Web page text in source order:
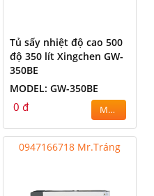
Tủ sấy nhiệt độ cao 500
độ 350 lít Xingchen GW-
350BE
MODEL: GW-350BE
0 đ MUA
0947166718 Mr.Tráng